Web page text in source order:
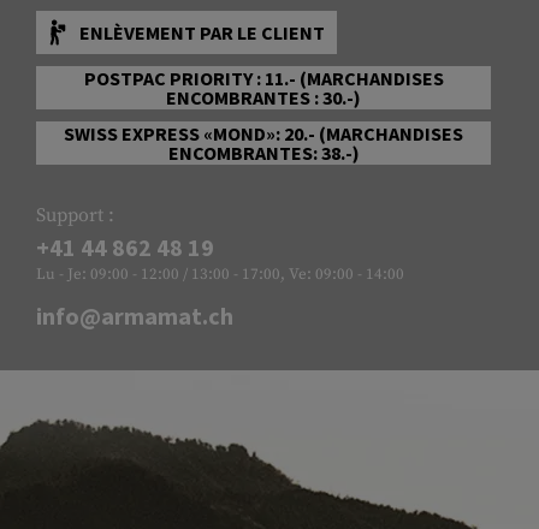
ENLÈVEMENT PAR LE CLIENT
POSTPAC PRIORITY : 11.- (MARCHANDISES
ENCOMBRANTES : 30.-)
SWISS EXPRESS «MOND»: 20.- (MARCHANDISES
ENCOMBRANTES: 38.-)
Support :
+41 44 862 48 19
Lu - Je: 09:00 - 12:00 / 13:00 - 17:00, Ve: 09:00 - 14:00
info@armamat.ch